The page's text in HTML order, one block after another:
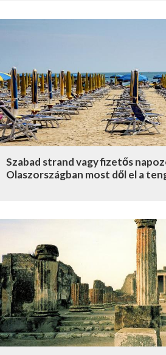
Szabad strand vagy fizetős
Olaszországban most dől el a